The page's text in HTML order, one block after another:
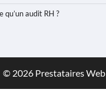
qu’un audit RH ?
© 2026 Prestataires Web